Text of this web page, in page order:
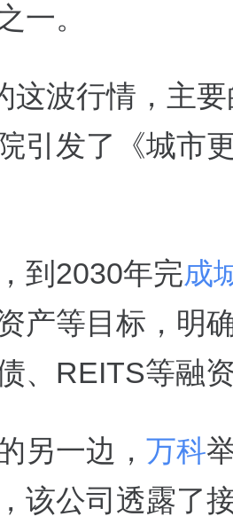
一。
这波行情，主
引发了《城市
到2030年完成
产等目标，明
、REITS等融资
另一边， 万科
该公司透露了